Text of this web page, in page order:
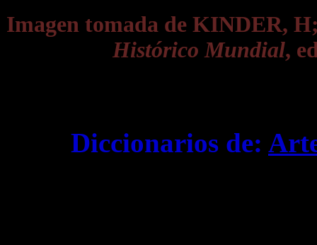
Imagen tomada de KINDER,
Histórico Mundial,
Diccionarios de: